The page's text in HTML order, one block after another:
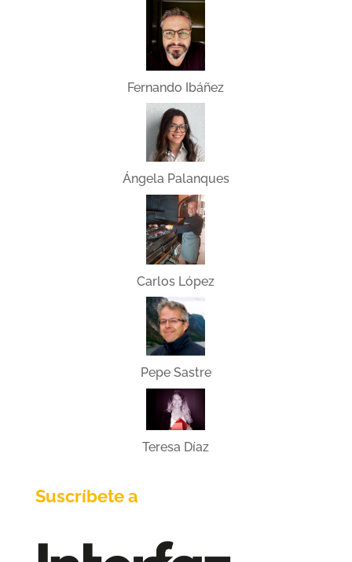
Fernando Ibáñez
Ángela Palanques
Carlos López
Pepe Sastre
Teresa Díaz
Suscríbete a